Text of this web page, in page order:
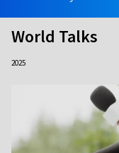
World Talks
2025